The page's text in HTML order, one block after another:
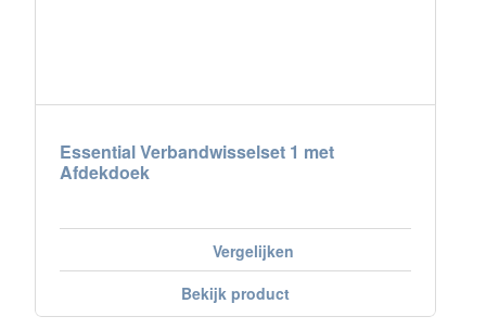
Essential Verbandwisselset 1 met
Afdekdoek
Vergelijken
Bekijk product